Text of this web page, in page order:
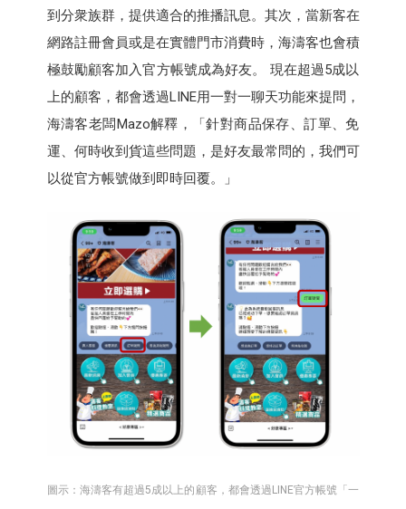
到分衆族群，提供適合的推播訊息。其次，當新客在
網路註冊會員或是在實體門市消費時，海濤客也會積
極鼓勵顧客加入官方帳號成為好友。 現在超過5成以
上的顧客，都會透過LINE用一對一聊天功能來提問，
海濤客老闆Mazo解釋，「針對商品保存、訂單、免
運、何時收到貨這些問題，是好友最常問的，我們可
以從官方帳號做到即時回覆。」
圖示：海濤客有超過5成以上的顧客，都會透過LINE官方帳號「一